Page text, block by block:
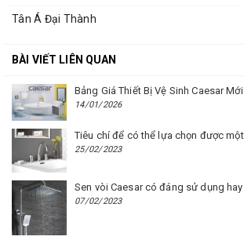
Tân Á Đại Thành
BÀI VIẾT LIÊN QUAN
14/01/2026
25/02/2023
Sen vòi Caesar có đáng sử dụng
07/02/2023